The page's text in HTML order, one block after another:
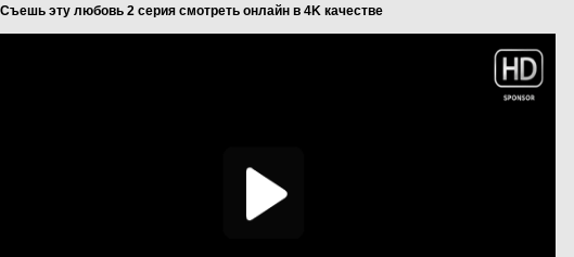
Съешь эту любовь 2 серия смотреть онлайн в 4K качестве